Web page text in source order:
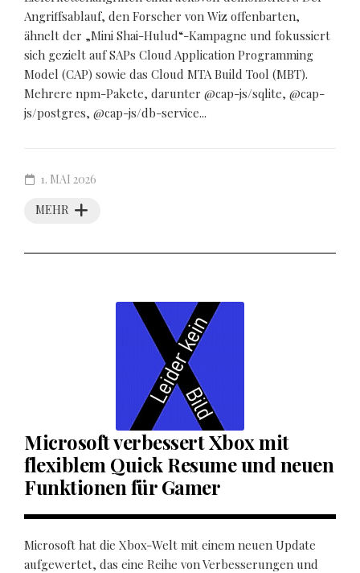
Angriffsablauf, den Forscher von Wiz offenbarten,
ähnelt der „Mini Shai-Hulud“-Kampagne und fokussiert
sich gezielt auf SAPs Cloud Application Programming
Model (CAP) sowie das Cloud MTA Build Tool (MBT).
Mehrere npm-Pakete, darunter @cap-js/sqlite, @cap-
js/postgres, @cap-js/db-service...
MEHR
1. MAI 2026
Microsoft verbessert Xbox mit
flexiblem Quick Resume und neuen
Funktionen für Gamer
Microsoft hat die Xbox-Welt mit einem neuen Update
aufgewertet, das eine Reihe von Verbesserungen und